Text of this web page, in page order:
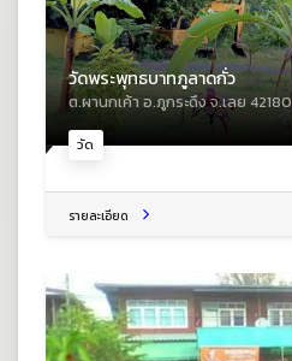
วัด
วัดพระพุทธบาทภูลาดกั่ว
ต.ผานกเค้า อ.ภูกระดึง จ.เลย 42180
รายละเอียด